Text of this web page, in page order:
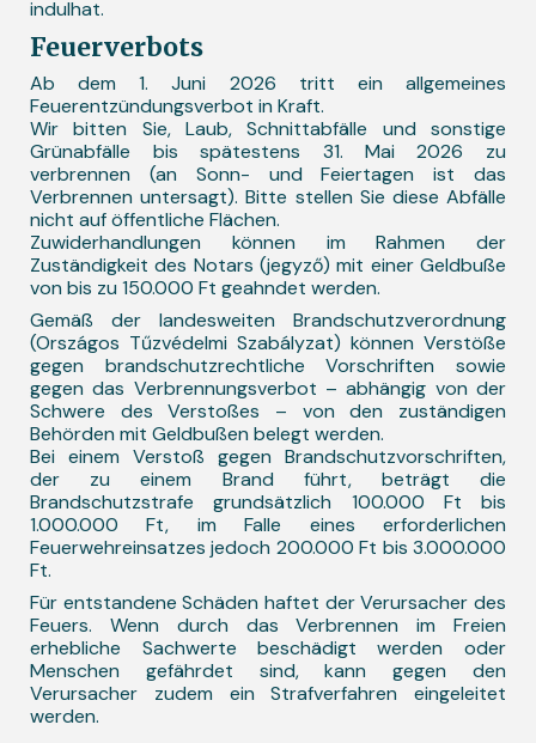
indulhat.
Feuerverbots
Ab dem 1. Juni 2026 tritt ein allgemeines
Feuerentzündungsverbot in Kraft.
Wir bitten Sie, Laub, Schnittabfälle und sonstige
Grünabfälle bis spätestens 31. Mai 2026 zu
verbrennen (an Sonn- und Feiertagen ist das
Verbrennen untersagt). Bitte stellen Sie diese Abfälle
nicht auf öffentliche Flächen.
Zuwiderhandlungen können im Rahmen der
Zuständigkeit des Notars (jegyző) mit einer Geldbuße
von bis zu 150.000 Ft geahndet werden.
Gemäß der landesweiten Brandschutzverordnung
(Országos Tűzvédelmi Szabályzat) können Verstöße
gegen brandschutzrechtliche Vorschriften sowie
gegen das Verbrennungsverbot – abhängig von der
Schwere des Verstoßes – von den zuständigen
Behörden mit Geldbußen belegt werden.
Bei einem Verstoß gegen Brandschutzvorschriften,
der zu einem Brand führt, beträgt die
Brandschutzstrafe grundsätzlich 100.000 Ft bis
1.000.000 Ft, im Falle eines erforderlichen
Feuerwehreinsatzes jedoch 200.000 Ft bis 3.000.000
Ft.
Für entstandene Schäden haftet der Verursacher des
Feuers. Wenn durch das Verbrennen im Freien
erhebliche Sachwerte beschädigt werden oder
Menschen gefährdet sind, kann gegen den
Verursacher zudem ein Strafverfahren eingeleitet
werden.